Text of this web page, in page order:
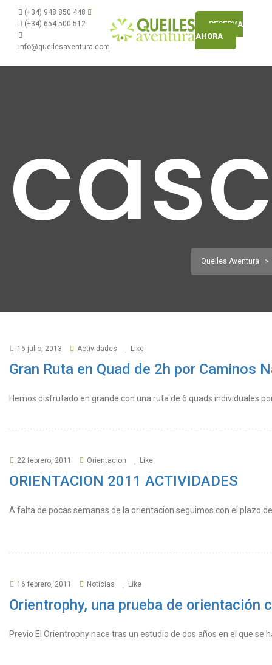
(+34) 948 850 448
(+34) 654 500 512
info@queilesaventura.com
RESERVA
AHORA
Queiles Aventura >
16 julio, 2013 Actividades Like
Gran Ruta en Quad de 2h por Caminos
Hemos disfrutado en grande con una ruta de 6 quads individuales
22 febrero, 2011 Orientacion Like
ORIENTACION 2011 ACTIVIDADES
A falta de pocas semanas de la orientacion seguimos con el plazo
16 febrero, 2011 Noticias Like
Orientrophy, una prueba de orientación
Previo El Orientrophy nace tras un estudio de dos años en el que